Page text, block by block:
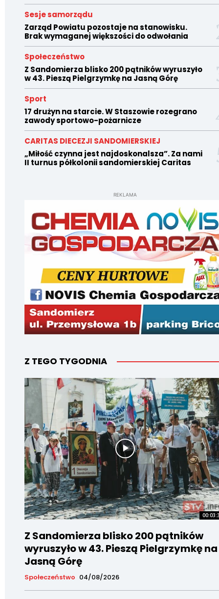
Sesje samorządu
Zarząd Powiatu pozostaje na stanowisku.
Brak wymaganej większości do odwołania
Społeczeństwo
Z Sandomierza blisko 200 pątników wyruszyło
w 43. Pieszą Pielgrzymkę na Jasną Górę
Sport
17 drużyn na starcie. W Staszowie rozegrano
zawody sportowo-pożarnicze
CARITAS DIECEZJI SANDOMIERSKIEJ
„Miłość czynna jest najdoskonalsza”. Za nami
II turnus półkolonii sandomierskiej Caritas
REKLAMA
Z TEGO TYGODNIA
Z Sandomierza blisko 200 pątników
wyruszyło w 43. Pieszą Pielgrzymkę na
Jasną Górę
Społeczeństwo 04/08/2026